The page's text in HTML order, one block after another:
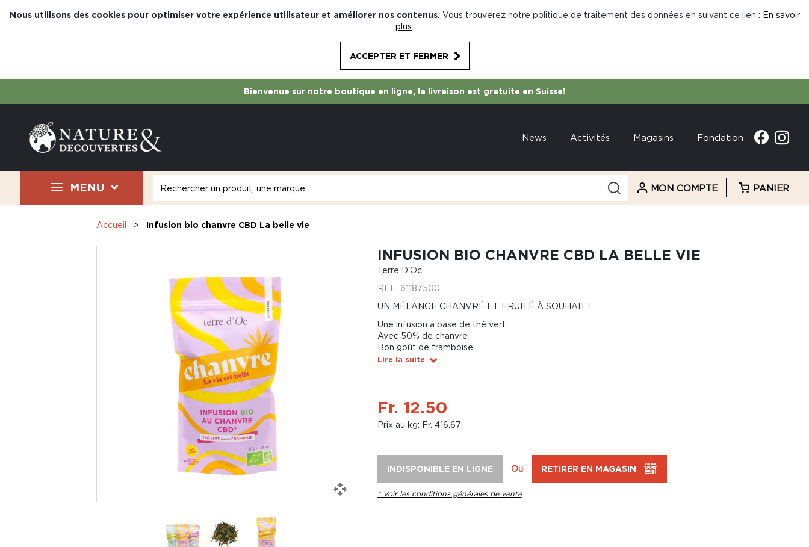
Nous utilisons des cookies pour optimiser votre expérience utilisateur et améliorer nos contenus. Vous trouverez notre politique de traitement des données en suivant ce lien : En savoir
plus
ACCEPTER ET FERMER
Bienvenue sur notre boutique en ligne, la livraison est gratuite en Suisse!
News Activités Magasins Fondation
MENU MON COMPTE PANIER
Accueil Infusion bio chanvre CBD La belle vie
INFUSION BIO CHANVRE CBD LA BELLE VIE
Terre D'Oc
REF. 61187500
UN MÉLANGE CHANVRÉ ET FRUITÉ À SOUHAIT !
Une infusion à base de thé vert
Avec 50% de chanvre
Bon goût de framboise
Lire la suite
Fr. 12.50
Prix au kg: Fr. 416.67
INDISPONIBLE EN LIGNE Ou RETIRER EN MAGASIN
* Voir les conditions générales de vente